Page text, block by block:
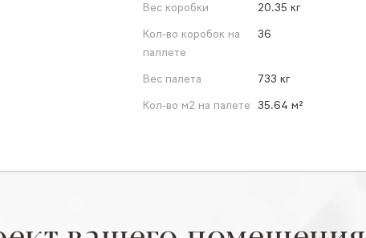
Вес коробки
20.35 кг
Кол-во коробок на
паллете
36
Вес палета
733 кг
Кол-во м2 на палете 35.64 м²